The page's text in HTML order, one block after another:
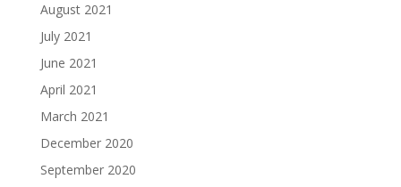
August 2021
July 2021
June 2021
April 2021
March 2021
December 2020
September 2020